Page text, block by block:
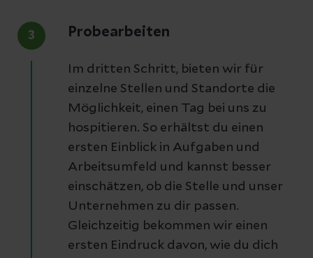
3 Probearbeiten
Im dritten Schritt, bieten wir für
einzelne Stellen und Standorte die
Möglichkeit, einen Tag bei uns zu
hospitieren. So erhältst du einen
ersten Einblick in Aufgaben und
Arbeitsumfeld und kannst besser
einschätzen, ob die Stelle und unser
Unternehmen zu dir passen.
Gleichzeitig bekommen wir einen
ersten Eindruck davon, wie du dich